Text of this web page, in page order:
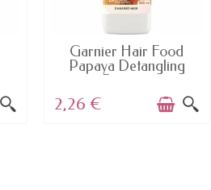
AVAILABLE
Garnier Hair Food
Papaya Detangling
Repair...
2,26 €